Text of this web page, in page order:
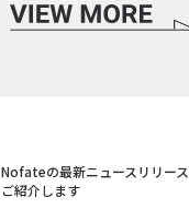
Nofateの最新ニュースリリー
ご紹介します